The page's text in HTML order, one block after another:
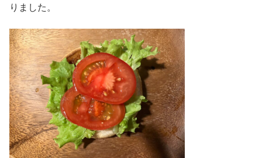
りました。